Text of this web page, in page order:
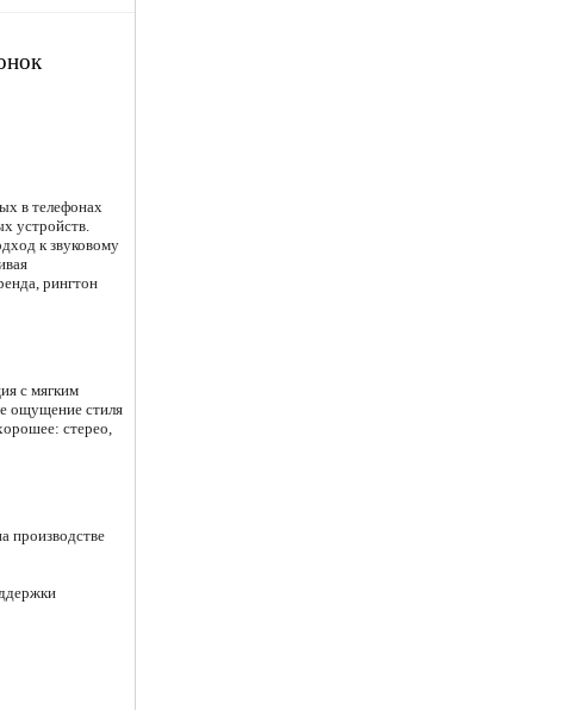
в телефонах
устройств.
к звуковому
рингтон
с мягким
ощущение стиля
стерео,
производстве